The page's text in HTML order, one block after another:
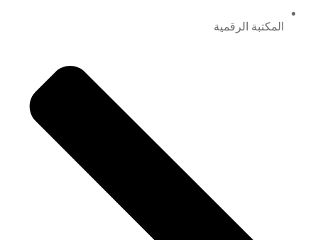
المكتبة الرقمية